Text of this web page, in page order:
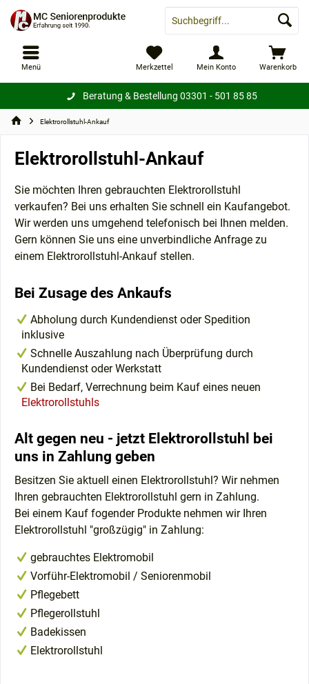
Beratung & Bestellung 03301 - 501 85 85
Warenkorb
Merkzettel Mein Konto
Menü
Elektrorollstuhl-Ankauf
Elektrorollstuhl-Ankauf
Sie möchten Ihren gebrauchten Elektrorollstuhl
verkaufen? Bei uns erhalten Sie schnell ein Kaufangebot.
Wir werden uns umgehend telefonisch bei Ihnen melden.
Gern können Sie uns eine unverbindliche Anfrage zu
einem Elektrorollstuhl-Ankauf stellen.
Bei Zusage des Ankaufs
Abholung durch Kundendienst oder Spedition
inklusive
Schnelle Auszahlung nach Überprüfung durch
Kundendienst oder Werkstatt
Bei Bedarf, Verrechnung beim Kauf eines neuen
Elektrorollstuhls
Alt gegen neu - jetzt Elektrorollstuhl bei
uns in Zahlung geben
Besitzen Sie aktuell einen Elektrorollstuhl? Wir nehmen
Ihren gebrauchten Elektrorollstuhl gern in Zahlung.
Bei einem Kauf fogender Produkte nehmen wir Ihren
Elektrorollstuhl "großzügig" in Zahlung:
gebrauchtes Elektromobil
Vorführ-Elektromobil / Seniorenmobil
Pflegebett
Pflegerollstuhl
Badekissen
Elektrorollstuhl